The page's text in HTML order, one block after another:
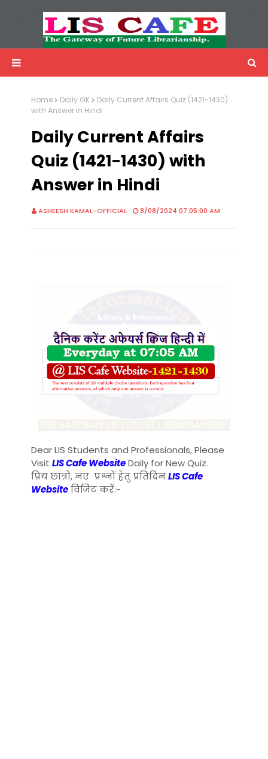
Advertisemnet
Home Daily GK
Daily Current Affairs Quiz (1421-1430)
with Answer in Hindi
Daily Current Affairs
Quiz (1421-1430) with
Answer in Hindi
ASHEESH KAMAL-OFFICIAL 8/08/2024 07:05:00 AM
Dear LIS Students and Professionals, Please
Visit LIS Cafe WebsiteDaily for New Quiz.
प्रिय छात्रो, नए प्रश्नों हेतु प्रतिदिनLIS Cafe
Websiteविजिट करें:-